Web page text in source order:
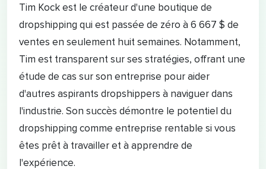
Tim Kock est le créateur d'une boutique de
dropshipping qui est passée de zéro à 6 667 $ de
ventes en seulement huit semaines. Notamment,
Tim est transparent sur ses stratégies, offrant une
étude de cas sur son entreprise pour aider
d'autres aspirants dropshippers à naviguer dans
l'industrie. Son succès démontre le potentiel du
dropshipping comme entreprise rentable si vous
êtes prêt à travailler et à apprendre de
l'expérience.